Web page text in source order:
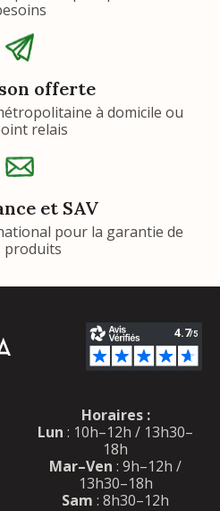
offerte
à domicile ou
relais
et SAV
pour la garantie de
produits
Horaires :
Lun : 10h–12h / 13h30–
18h
Mar–Ven : 9h–12h /
13h30–18h
Sam : 8h30–12h